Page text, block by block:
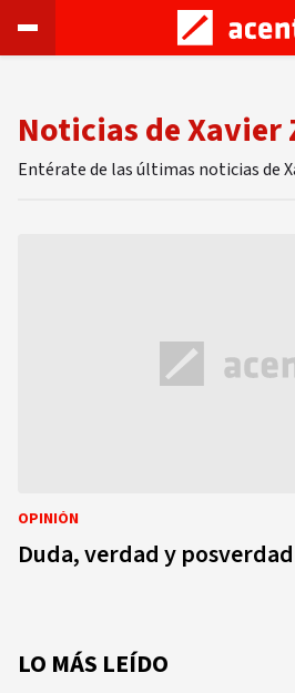
Noticias de Xavier
Entérate de las últimas noticias de
OPINIÓN
Duda, verdad y posverdad
LO MÁS LEÍDO